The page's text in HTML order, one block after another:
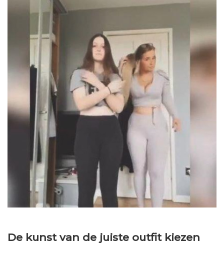
De kunst van de juiste outfit kiezen